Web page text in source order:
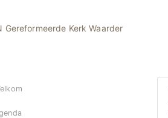
Gereformeerde Kerk Waarder